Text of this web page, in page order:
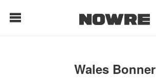
每日鲜榨
Wales Bonner